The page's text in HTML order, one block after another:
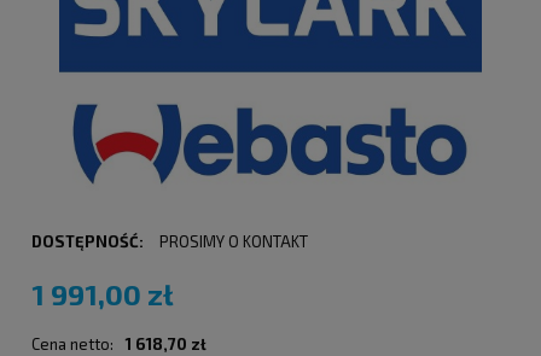
DOSTĘPNOŚĆ: PROSIMY O KONTAKT
1 991,00 zł
Cena netto: 1 618,70 zł